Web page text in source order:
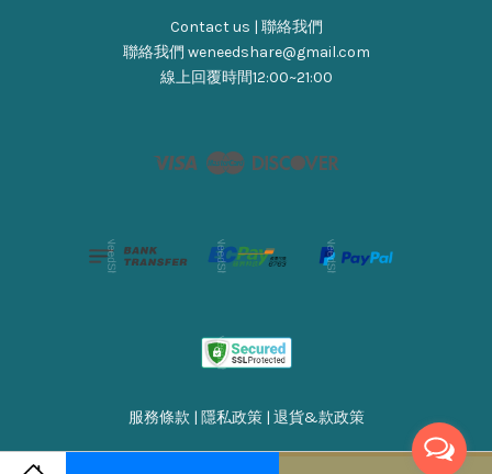
Contact us | 聯絡我們
聯絡我們 weneedshare@gmail.com
線上回覆時間12:00~21:00
Visa Master
服務條款 | 隱私政策| 退貨&款政策